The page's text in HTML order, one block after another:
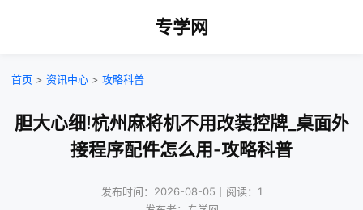
专学网
首页 > 资讯中心 > 攻略科普
胆大心细!杭州麻将机不用改装控牌_桌面外
接程序配件怎么用-攻略科普
发布时间：2026-08-05｜阅读：1